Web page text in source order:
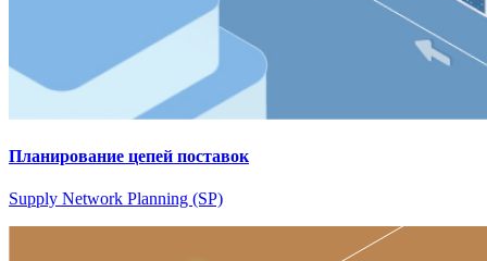
Планирование цепей поставок
Supply Network Planning (SP)